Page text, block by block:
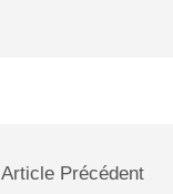
Article Précédent